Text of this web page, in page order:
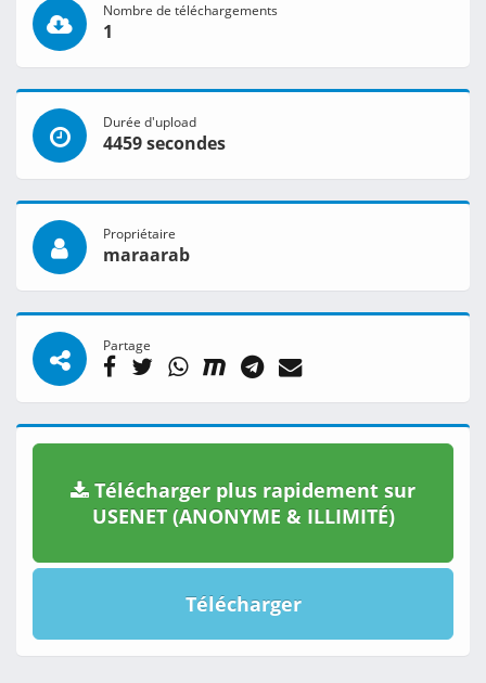
Nombre de téléchargements
1
Durée d'upload
4459 secondes
Propriétaire
maraarab
Partage
Télécharger plus rapidement sur
USENET (ANONYME & ILLIMITÉ)
Télécharger